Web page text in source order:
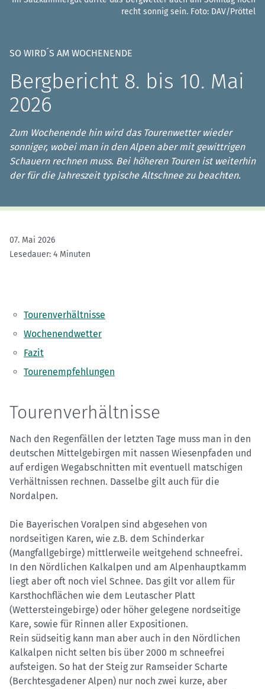
recht sonnig sein. Foto: DAV/Pröttel
SO WIRD´S AM WOCHENENDE
Bergbericht 8. bis 10. Mai
2026
Zum Wochenende hin wird das Tourenwetter wieder
sonniger, wobei man in den Alpen aber mit gewittrigen
Schauern rechnen muss. Bei höheren Touren ist weiterhin
der für die Jahreszeit typische Altschnee zu beachten.
07. Mai 2026
Lesedauer: 4 Minuten
Tourenverhältnisse
Wochenendwetter
Fazit
Tourenempfehlungen
Tourenverhältnisse
Nach den Regenfällen der letzten Tage muss man in den
deutschen Mittelgebirgen mit nassen Wiesenpfaden und
auf erdigen Wegabschnitten mit eventuell matschigen
Verhältnissen rechnen. Dasselbe gilt auch für die
Nordalpen.
Die Bayerischen Voralpen sind abgesehen von
nordseitigen Karen, wie z.B. dem Schinderkar
(Mangfallgebirge) mittlerweile weitgehend schneefrei.
In den Nördlichen Kalkalpen und am Alpenhauptkamm
liegt aber oft noch viel Schnee. Das gilt vor allem für
Karsthochflächen wie dem Leutascher Platt
(Wettersteingebirge) oder höher gelegene nordseitige
Kare, sowie für Rinnen aller Expositionen.
Rein südseitig kann man aber auch in den Nördlichen
Kalkalpen nicht selten bis über 2000 m schneefrei
aufsteigen. So hat der Steig zur Ramseider Scharte
(Berchtesgadener Alpen) nur noch zwei kurze, aber